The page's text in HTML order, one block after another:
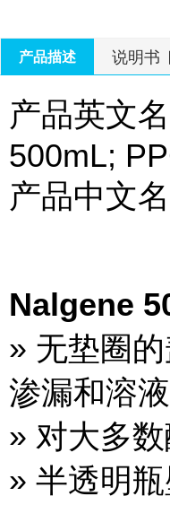
产品描述 说明书
产品英文
500mL;
产品中文
Nalgene
» 无垫圈
渗漏和溶
» 对大多
» 半透明